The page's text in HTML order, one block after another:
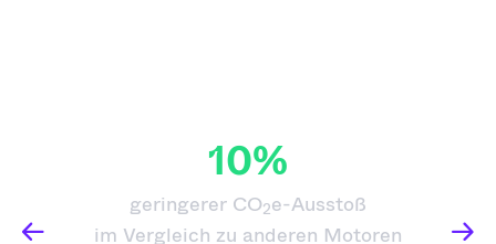
10%
geringerer CO2e-Ausstoß
im Vergleich zu anderen Motoren